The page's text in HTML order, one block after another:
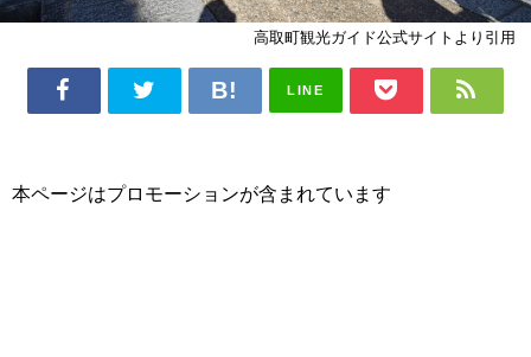
高取町観光ガイド公式サイトより引用
LINE
本ページはプロモーションが含まれています